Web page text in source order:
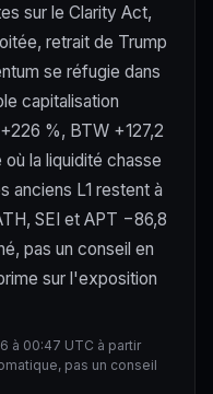
sur le Clarity Act,
retrait de Trump
se réfugie dans
capitalisation
%, BTW +127,2
la liquidité chasse
anciens L1 restent à
SEI et APT −86,8
pas un conseil en
sur l'exposition
à 00:47 UTC à partir
pas un conseil